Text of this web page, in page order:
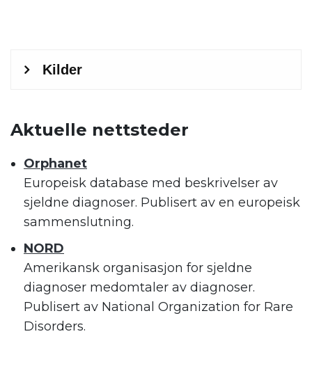
Aktuelle nettsteder
Orphanet
Europeisk database med beskrivelser av
sjeldne diagnoser. Publisert av en europeisk
sammenslutning.
NORD
Amerikansk organisasjon for sjeldne
diagnoser medomtaler av diagnoser.
Publisert av National Organization for Rare
Disorders.